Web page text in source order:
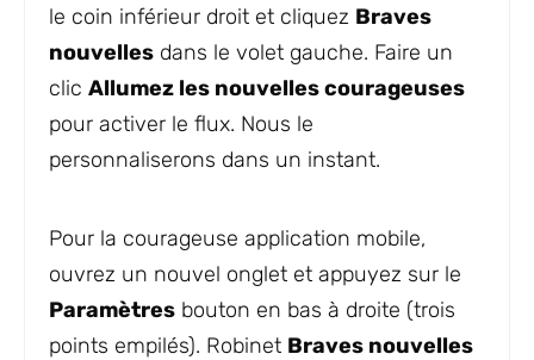
le coin inférieur droit et cliquez Braves
nouvelles dans le volet gauche. Faire un
clic Allumez les nouvelles courageuses
pour activer le flux. Nous le
personnaliserons dans un instant.
Pour la courageuse application mobile,
ouvrez un nouvel onglet et appuyez sur le
Paramètres bouton en bas à droite (trois
points empilés). Robinet Braves nouvelles